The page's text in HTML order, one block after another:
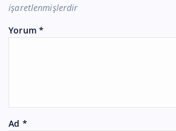
işaretlenmişlerdir
Yorum *
Ad *